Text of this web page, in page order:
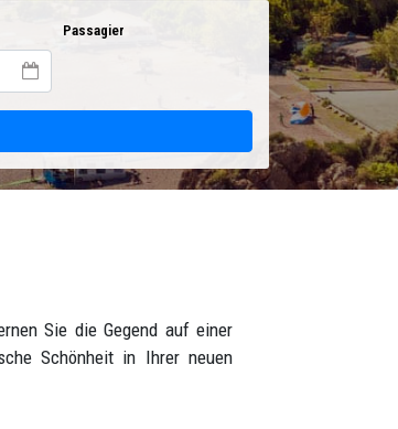
Passagier
Sie die Gegend auf einer
Schönheit in Ihrer neuen